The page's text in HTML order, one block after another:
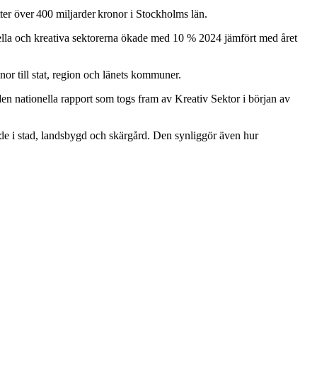
över 400 miljarder kronor i Stockholms län.
och kreativa sektorerna ökade med 10 % 2024 jämfört med året
till stat, region och länets kommuner.
nationella rapport som togs fram av Kreativ Sektor i början av
i stad, landsbygd och skärgård. Den synliggör även hur